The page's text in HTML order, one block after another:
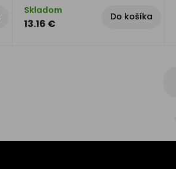
Skladom
13.16 €
Do košíka